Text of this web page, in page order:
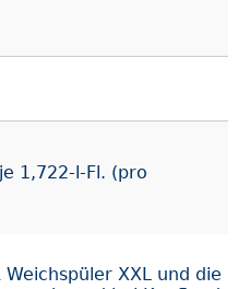
1,722-l-Fl. (pro
XXL und die